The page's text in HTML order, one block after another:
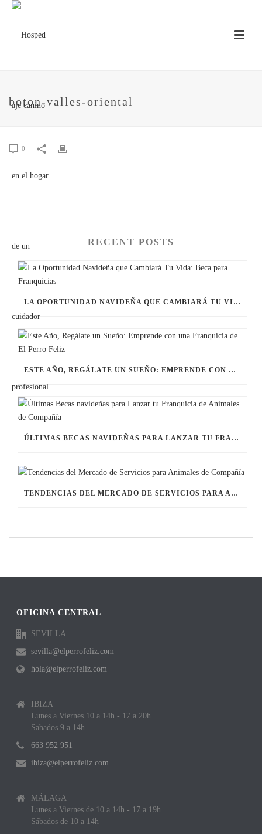
boton-valles-oriental
0
RECENT POSTS
LA OPORTUNIDAD NAVIDEÑA QUE CAMBIARÁ TU VIDA: BECA PARA FRANQUICIAS
ESTE AÑO, REGÁLATE UN SUEÑO: EMPRENDE CON UNA FRANQUICIA DE EL PERRO FELIZ
ÚLTIMAS BECAS NAVIDEÑAS PARA LANZAR TU FRANQUICIA DE ANIMALES DE COMPAÑÍA
TENDENCIAS DEL MERCADO DE SERVICIOS PARA ANIMALES DE COMPAÑÍA
OFICINA CENTRAL
SEVILLA
sevilla@elperrofeliz.com
hola@elperrofeliz.com
IBIZA
Lunes a Viernes 10 a 14h - 17 a 20h
Sabados 9 a 14h
663 952 951
ibiza@elperrofeliz.com
MÁLAGA
Lunes a Viernes de 10 a 14h - 17 a 19h
Sábados de 10 a 14h